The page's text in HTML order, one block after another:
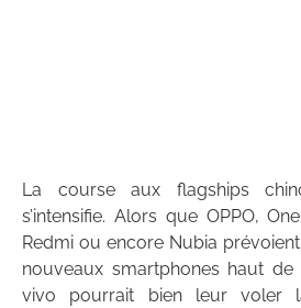
La course aux flagships
s’intensifie. Alors que OPPO,
Redmi ou encore Nubia
nouveaux smartphones haut
vivo pourrait bien leur voler